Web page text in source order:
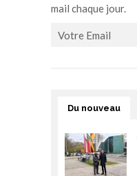
mail chaque jour.
Du nouveau